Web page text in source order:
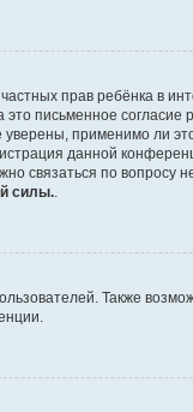
прав ребёнка в
письменное
применимо ли
данной
связаться по вопросу
силы.
Также